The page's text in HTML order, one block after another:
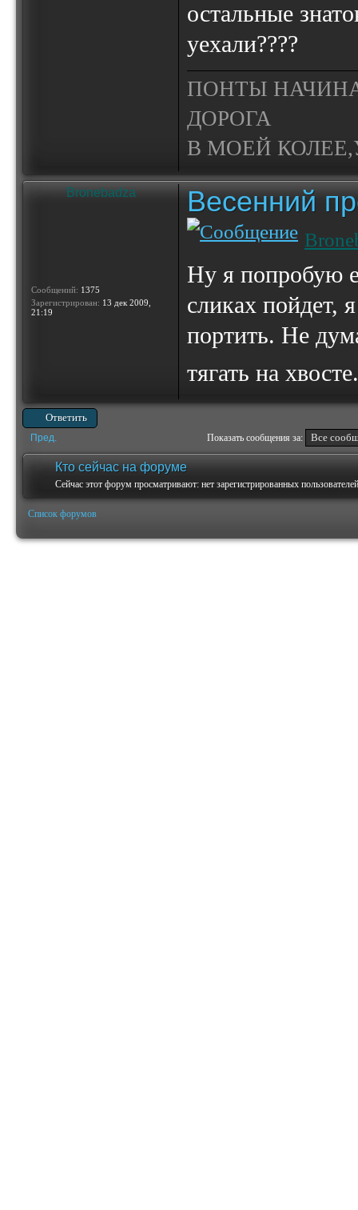
остальные
уехали????
ПОНТЫ
ДОРОГА
В МОЕЙ
Bronebadza
Сообщений: 1375
Зарегистрирован: 13 дек 2009,
21:19
Весенний
Ну я попробую
сликах пойдет,
портить. Не
тягать на
Ответить
Пред. Показать сообщения за:
Кто сейчас на форуме
Сейчас этот форум просматривают: нет зарегистрированных
Список форумов